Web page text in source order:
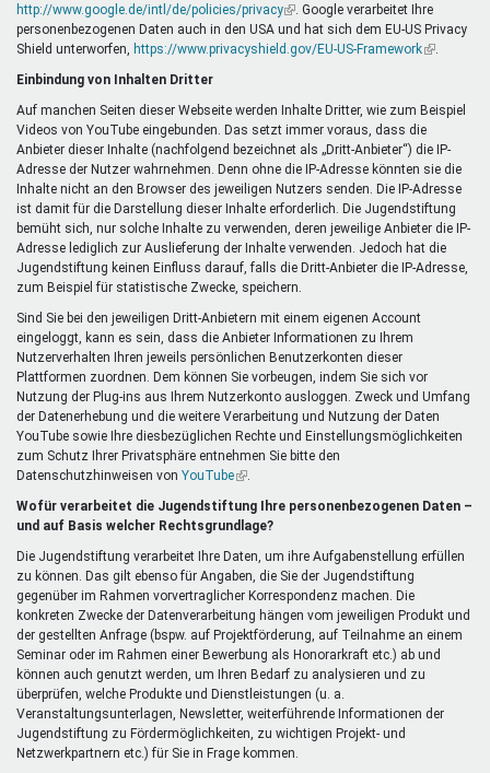
http://www.google.de/intl/de/policies/privacy(Link
ist
extern)
. Google verarbeitet Ihre
personenbezogenen Daten auch in den USA und hat sich dem EU-US Privacy
Shield unterworfen,
https://www.privacyshield.gov/EU-US-Framework(Link
Einbindung von Inhalten Dritter
Auf manchen Seiten dieser Webseite werden Inhalte Dritter, wie zum Beispiel
Videos von YouTube eingebunden. Das setzt immer voraus, dass die
Anbieter dieser Inhalte (nachfolgend bezeichnet als „Dritt-Anbieter“) die IP-
Adresse der Nutzer wahrnehmen. Denn ohne die IP-Adresse könnten sie die
Inhalte nicht an den Browser des jeweiligen Nutzers senden. Die IP-Adresse
ist damit für die Darstellung dieser Inhalte erforderlich. Die Jugendstiftung
bemüht sich, nur solche Inhalte zu verwenden, deren jeweilige Anbieter die IP-
Adresse lediglich zur Auslieferung der Inhalte verwenden. Jedoch hat die
Jugendstiftung keinen Einfluss darauf, falls die Dritt-Anbieter die IP-Adresse,
zum Beispiel für statistische Zwecke, speichern.
Sind Sie bei den jeweiligen Dritt-Anbietern mit einem eigenen Account
eingeloggt, kann es sein, dass die Anbieter Informationen zu Ihrem
Nutzerverhalten Ihren jeweils persönlichen Benutzerkonten dieser
Plattformen zuordnen. Dem können Sie vorbeugen, indem Sie sich vor
Nutzung der Plug-ins aus Ihrem Nutzerkonto ausloggen. Zweck und Umfang
der Datenerhebung und die weitere Verarbeitung und Nutzung der Daten
YouTube sowie Ihre diesbezüglichen Rechte und Einstellungsmöglichkeiten
zum Schutz Ihrer Privatsphäre entnehmen Sie bitte den
Datenschutzhinweisen von YouTube(Link
extern)
Wofür verarbeitet die Jugendstiftung Ihre personenbezogenen Daten –
und auf Basis welcher Rechtsgrundlage?
Die Jugendstiftung verarbeitet Ihre Daten, um ihre Aufgabenstellung erfüllen
zu können. Das gilt ebenso für Angaben, die Sie der Jugendstiftung
gegenüber im Rahmen vorvertraglicher Korrespondenz machen. Die
konkreten Zwecke der Datenverarbeitung hängen vom jeweiligen Produkt und
der gestellten Anfrage (bspw. auf Projektförderung, auf Teilnahme an einem
Seminar oder im Rahmen einer Bewerbung als Honorarkraft etc.) ab und
können auch genutzt werden, um Ihren Bedarf zu analysieren und zu
überprüfen, welche Produkte und Dienstleistungen (u. a.
Veranstaltungsunterlagen, Newsletter, weiterführende Informationen der
Jugendstiftung zu Fördermöglichkeiten, zu wichtigen Projekt- und
Netzwerkpartnern etc.) für Sie in Frage kommen.